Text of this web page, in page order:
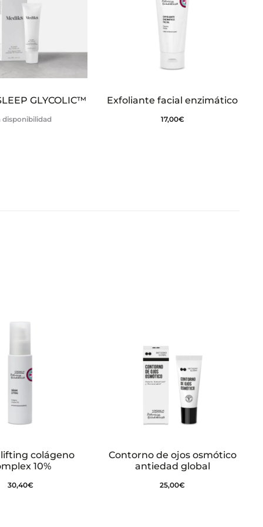
GLYCOLIC™
disponibilidad
Exfoliante facial enzimático
17,00€
colágeno
10%
30,40€
Contorno de ojos osmótico
antiedad global
25,00€